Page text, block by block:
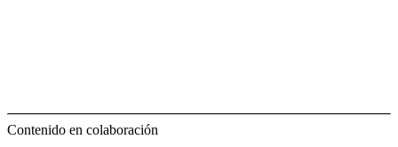
Contenido en colaboración